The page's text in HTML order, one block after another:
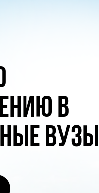
в
вузы